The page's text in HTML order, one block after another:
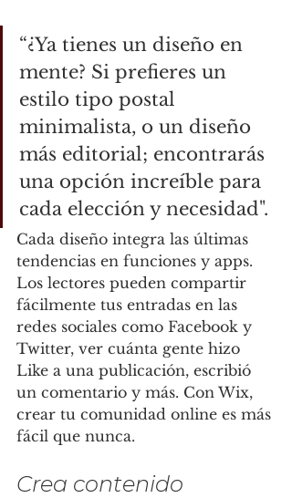
“¿Ya tienes un diseño en
mente? Si prefieres un
estilo tipo postal
minimalista, o un diseño
más editorial; encontrarás
una opción increíble para
cada elección y necesidad".
Cada diseño integra las últimas
tendencias en funciones y apps.
Los lectores pueden compartir
fácilmente tus entradas en las
redes sociales como Facebook y
Twitter, ver cuánta gente hizo
Like a una publicación, escribió
un comentario y más. Con Wix,
crear tu comunidad online es más
fácil que nunca.
Crea contenido